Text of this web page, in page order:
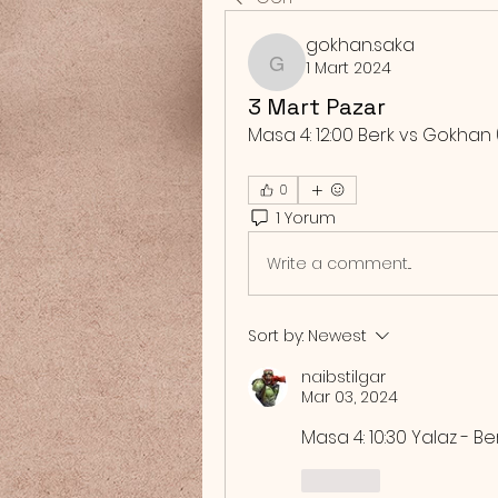
gokhan.saka
gokhan.saka
1 Mart 2024
3 Mart Pazar
Masa 4: 12:00 Berk vs
0
1 Yorum
Write a comment...
Sort by: Newest
naibstilgar
Mar 03, 2024
Masa 4: 10:30 Yalaz -